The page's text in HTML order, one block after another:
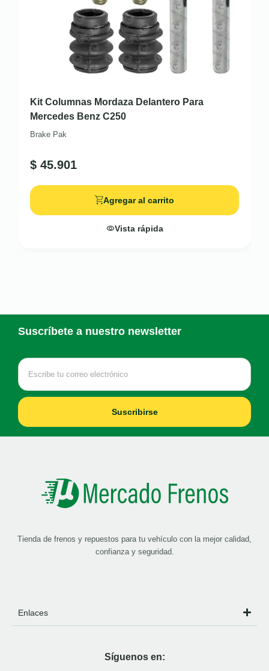
Kit Columnas Mordaza Delantero Para
Mercedes Benz C250
Brake Pak
$ 45.901
Agregar al carrito
Vista rápida
Suscríbete a nuestro newsletter
Suscribirse
Tienda de frenos y repuestos para tu vehículo con la mejor calidad,
confianza y seguridad.
Enlaces
Síguenos en: